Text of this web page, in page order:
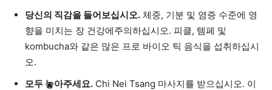
당신의 직감을 들어보십시오. 체중, 기분 및 염증 수준에 영
향을 미치는 장 건강에주의하십시오. 피클, 템페 및
kombucha와 같은 많은 프로 바이오 틱 음식을 섭취하십시
오.
모두 놓아주세요. Chi Nei Tsang 마사지를 받으십시오. 이